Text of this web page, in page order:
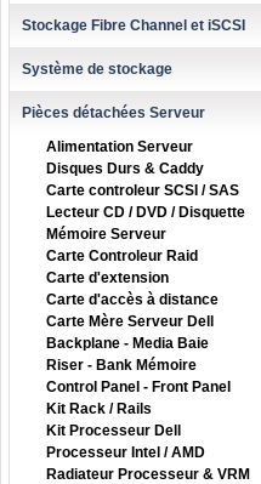
Stockage Fibre Channel et iSCSI
Système de stockage
Pièces détachées Serveur
Alimentation Serveur
Disques Durs & Caddy
Carte controleur SCSI / SAS
Lecteur CD / DVD / Disquette
Mémoire Serveur
Carte Controleur Raid
Carte d'extension
Carte d'accès à distance
Carte Mère Serveur Dell
Backplane - Media Baie
Riser - Bank Mémoire
Control Panel - Front Panel
Kit Rack / Rails
Kit Processeur Dell
Processeur Intel / AMD
Radiateur Processeur & VRM